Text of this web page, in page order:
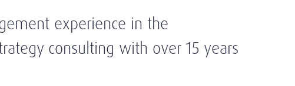
experience in the
consulting with over 15 years